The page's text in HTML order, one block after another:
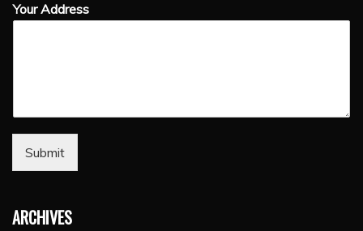
Your Address
Submit
ARCHIVES